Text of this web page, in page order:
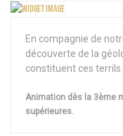
En compagnie de
découverte de la
constituent ces terrils.
Animation dès la 3ème
supérieures.